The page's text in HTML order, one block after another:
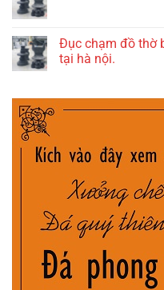
Đục chạm đồ thờ
tại hà nội.